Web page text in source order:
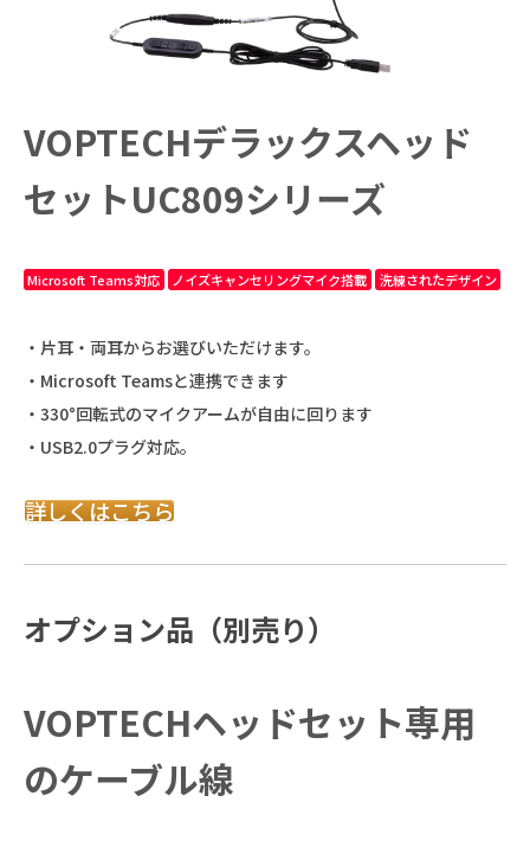
VOPTECHデラックスヘッド
セットUC809シリーズ
Microsoft Teams対応 ノイズキャンセリングマイク搭載 洗練されたデザイン
・片耳・両耳からお選びいただけます。
・Microsoft Teamsと連携できます
・330°回転式のマイクアームが自由に回ります
・USB2.0プラグ対応。
詳しくはこちら
オプション品（別売り）
VOPTECHヘッドセット専用
のケーブル線